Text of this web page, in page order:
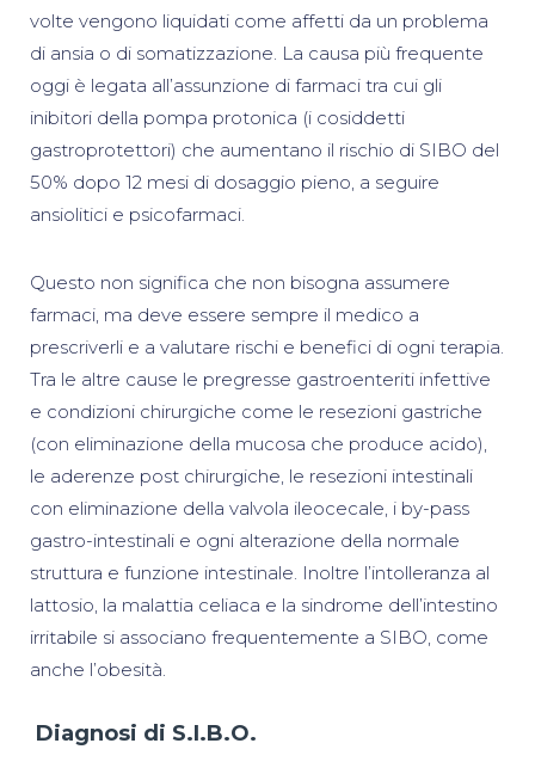
volte vengono liquidati come affetti da un problema
di ansia o di somatizzazione. La causa più frequente
oggi è legata all’assunzione di farmaci tra cui gli
inibitori della pompa protonica (i cosiddetti
gastroprotettori) che aumentano il rischio di SIBO del
50% dopo 12 mesi di dosaggio pieno, a seguire
ansiolitici e psicofarmaci.
Questo non significa che non bisogna assumere
farmaci, ma deve essere sempre il medico a
prescriverli e a valutare rischi e benefici di ogni terapia.
Tra le altre cause le pregresse gastroenteriti infettive
e condizioni chirurgiche come le resezioni gastriche
(con eliminazione della mucosa che produce acido),
le aderenze post chirurgiche, le resezioni intestinali
con eliminazione della valvola ileocecale, i by-pass
gastro-intestinali e ogni alterazione della normale
struttura e funzione intestinale. Inoltre l’intolleranza al
lattosio, la malattia celiaca e la sindrome dell’intestino
irritabile si associano frequentemente a SIBO, come
anche l’obesità.
Diagnosi di S.I.B.O.